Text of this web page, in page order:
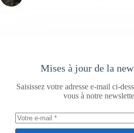
Mises à jour de la
Saisissez votre adresse e-mail ci-
vous à notre